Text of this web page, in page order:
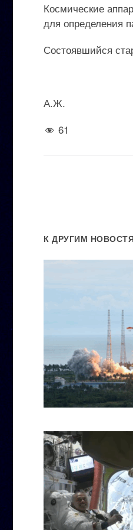
Космические
для определения
Состоявшийся
А.Ж.
61
К ДРУГИМ